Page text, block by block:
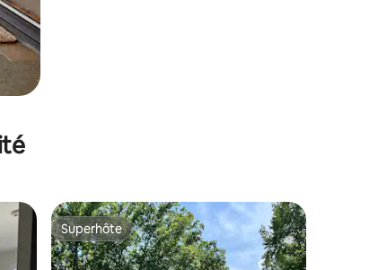
Superhôte
Superhôte